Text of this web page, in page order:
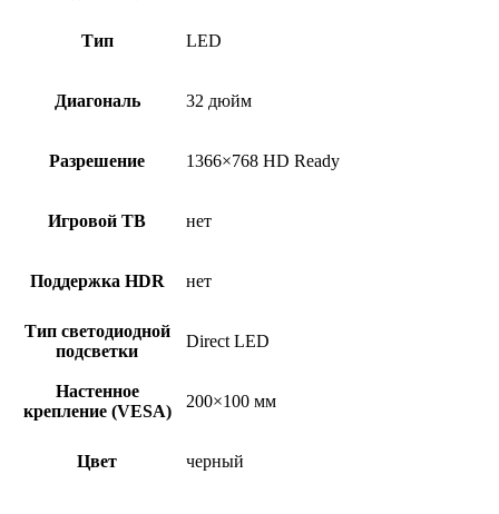
Тип LED
Диагональ 32 дюйм
Разрешение 1366×768 HD Ready
Игровой ТВ нет
Поддержка HDR нет
Тип светодиодной
подсветки
Direct LED
Настенное
крепление (VESA)
200×100 мм
Цвет черный